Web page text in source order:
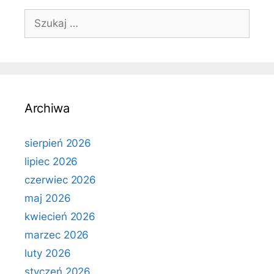
Szukaj:
Archiwa
sierpień 2026
lipiec 2026
czerwiec 2026
maj 2026
kwiecień 2026
marzec 2026
luty 2026
styczeń 2026